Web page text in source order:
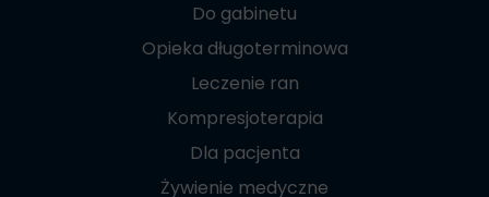
Do gabinetu
Opieka długoterminowa
Leczenie ran
Kompresjoterapia
Dla pacjenta
Żywienie medyczne